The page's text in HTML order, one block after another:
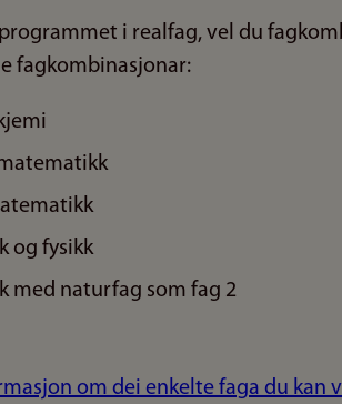
i realfag, vel du
fagkombinasjonar:
og fysikk
med naturfag som fag 2
om dei enkelte faga du kan